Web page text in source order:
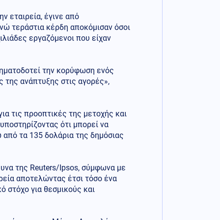
εταιρεία, έγινε από
τεράστια κέρδη αποκόμισαν όσοι
εργαζόμενοι που είχαν
την κορύφωση ενός
της ανάπτυξης στις αγορές»,
τις προοπτικές της μετοχής και
ότι μπορεί να
τα 135 δολάρια της δημόσιας
της Reuters/Ipsos, σύμφωνα με
αποτελώντας έτσι τόσο ένα
στόχο για θεσμικούς και